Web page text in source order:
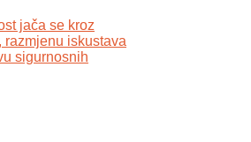
jača se kroz
iskustava
sigurnosnih